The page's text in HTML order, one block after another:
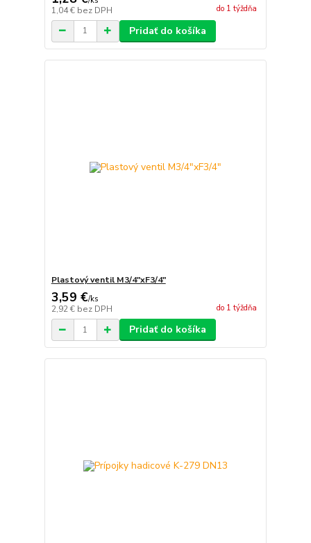
1,04 € bez DPH do 1 týždňa
Pridať do košíka
Plastový ventil M3/4"xF3/4"
3,59 €/ks
2,92 € bez DPH do 1 týždňa
Pridať do košíka